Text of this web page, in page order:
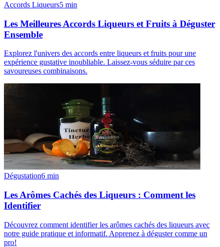
Accords Liqueurs5 min
Les Meilleures Accords Liqueurs et Fruits à Déguster
Ensemble
Explorez l'univers des accords entre liqueurs et fruits pour une
expérience gustative inoubliable. Laissez-vous séduire par ces
savoureuses combinaisons.
Dégustation6 min
Les Arômes Cachés des Liqueurs : Comment les
Identifier
Découvrez comment identifier les arômes cachés des liqueurs avec
notre guide pratique et informatif. Apprenez à déguster comme un
pro!